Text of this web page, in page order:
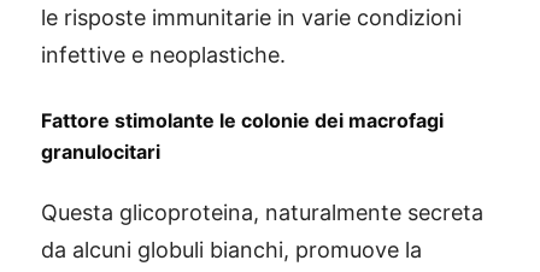
le risposte immunitarie in varie condizioni
infettive e neoplastiche.
Fattore stimolante le colonie dei macrofagi
granulocitari
Questa glicoproteina, naturalmente secreta
da alcuni globuli bianchi, promuove la